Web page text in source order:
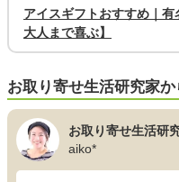
アイスギフトおすすめ｜
大人まで喜ぶ】
お取り寄せ生活研究家か
お取り寄せ生活研
aiko*